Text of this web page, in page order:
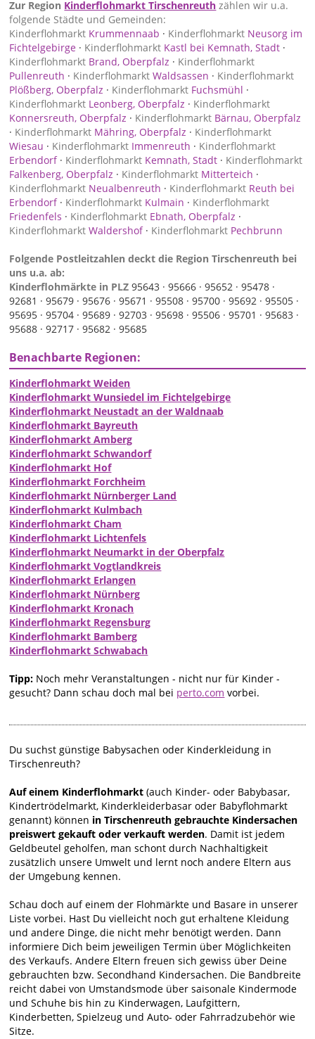
Zur Region Kinderflohmarkt Tirschenreuth zählen wir u.a.
folgende Städte und Gemeinden:
Kinderflohmarkt Krummennaab · Kinderflohmarkt Neusorg im
Fichtelgebirge · Kinderflohmarkt Kastl bei Kemnath, Stadt ·
Kinderflohmarkt Brand, Oberpfalz · Kinderflohmarkt
Pullenreuth · Kinderflohmarkt Waldsassen · Kinderflohmarkt
Plößberg, Oberpfalz · Kinderflohmarkt Fuchsmühl ·
Kinderflohmarkt Leonberg, Oberpfalz · Kinderflohmarkt
Konnersreuth, Oberpfalz · Kinderflohmarkt Bärnau, Oberpfalz
· Kinderflohmarkt Mähring, Oberpfalz · Kinderflohmarkt
Wiesau · Kinderflohmarkt Immenreuth · Kinderflohmarkt
Erbendorf· Kinderflohmarkt Kemnath, Stadt · Kinderflohmarkt
Falkenberg, Oberpfalz · Kinderflohmarkt Mitterteich ·
Kinderflohmarkt Neualbenreuth · Kinderflohmarkt Reuth bei
Erbendorf· Kinderflohmarkt Kulmain · Kinderflohmarkt
Friedenfels · Kinderflohmarkt Ebnath, Oberpfalz ·
Kinderflohmarkt Waldershof· Kinderflohmarkt Pechbrunn
Folgende Postleitzahlen deckt die Region Tirschenreuth bei
uns u.a. ab:
Kinderflohmärkte in PLZ95643 ·95666 ·95652 ·95478 ·
92681 ·95679 ·95676 ·95671 ·95508 ·95700 ·95692 ·95505 ·
95695 ·95704 ·95689 ·92703 ·95698 ·95506 ·95701 ·95683 ·
95688 ·92717 ·95682 ·95685
Benachbarte Regionen:
Kinderflohmarkt Weiden
Kinderflohmarkt Wunsiedel im Fichtelgebirge
Kinderflohmarkt Neustadt an der Waldnaab
Kinderflohmarkt Bayreuth
Kinderflohmarkt Amberg
Kinderflohmarkt Schwandorf
Kinderflohmarkt Hof
Kinderflohmarkt Forchheim
Kinderflohmarkt Nürnberger Land
Kinderflohmarkt Kulmbach
Kinderflohmarkt Cham
Kinderflohmarkt Lichtenfels
Kinderflohmarkt Neumarkt in der Oberpfalz
Kinderflohmarkt Vogtlandkreis
Kinderflohmarkt Erlangen
Kinderflohmarkt Nürnberg
Kinderflohmarkt Kronach
Kinderflohmarkt Regensburg
Kinderflohmarkt Bamberg
Kinderflohmarkt Schwabach
Tipp: Noch mehr Veranstaltungen - nicht nur für Kinder -
gesucht? Dann schau doch mal bei perto.com vorbei.
Du suchst günstige Babysachen oder Kinderkleidung in
Tirschenreuth?
Auf einem Kinderflohmarkt (auch Kinder- oder Babybasar,
Kindertrödelmarkt, Kinderkleiderbasar oder Babyflohmarkt
genannt) können in Tirschenreuth gebrauchte Kindersachen
preiswert gekauft oder verkauft werden. Damit ist jedem
Geldbeutel geholfen, man schont durch Nachhaltigkeit
zusätzlich unsere Umwelt und lernt noch andere Eltern aus
der Umgebung kennen.
Schau doch auf einem der Flohmärkte und Basare in unserer
Liste vorbei. Hast Du vielleicht noch gut erhaltene Kleidung
und andere Dinge, die nicht mehr benötigt werden. Dann
informiere Dich beim jeweiligen Termin über Möglichkeiten
des Verkaufs. Andere Eltern freuen sich gewiss über Deine
gebrauchten bzw. Secondhand Kindersachen. Die Bandbreite
reicht dabei von Umstandsmode über saisonale Kindermode
und Schuhe bis hin zu Kinderwagen, Laufgittern,
Kinderbetten, Spielzeug und Auto- oder Fahrradzubehör wie
Sitze.